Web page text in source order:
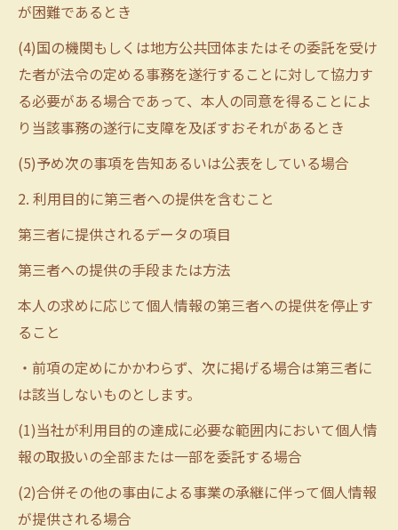
が困難であるとき
(4)国の機関もしくは地方公共団体またはその委託を受け
た者が法令の定める事務を遂行することに対して協力す
る必要がある場合であって、本人の同意を得ることによ
り当該事務の遂行に支障を及ぼすおそれがあるとき
(5)予め次の事項を告知あるいは公表をしている場合
2. 利用目的に第三者への提供を含むこと
第三者に提供されるデータの項目
第三者への提供の手段または方法
本人の求めに応じて個人情報の第三者への提供を停止す
ること
・前項の定めにかかわらず、次に掲げる場合は第三者に
は該当しないものとします。
(1)当社が利用目的の達成に必要な範囲内において個人情
報の取扱いの全部または一部を委託する場合
(2)合併その他の事由による事業の承継に伴って個人情報
が提供される場合